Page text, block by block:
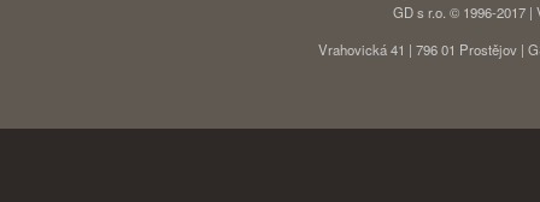
GD s r.o. © 1996-2017
Vrahovická 41 | 796 01 Prostějov |